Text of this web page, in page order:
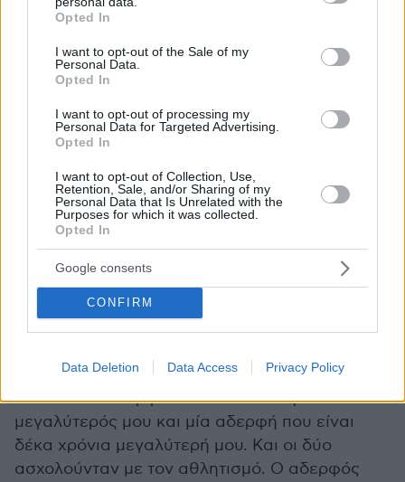
grant or deny consent to Google and its third-party tags to
use your data for below specified purposes in below Google
consent section.
Opted In
I want to opt-out of the Sale of my
Personal Data.
Opted In
I want to opt-out of processing my
Personal Data for Targeted Advertising.
Opted In
I want to opt-out of Collection, Use,
Retention, Sale, and/or Sharing of my
Personal Data that Is Unrelated with the
Purposes for which it was collected.
Opted In
Google consents
CONFIRM
Data Deletion Data Access Privacy Policy
Φ.ΤΡ.:Μου αρέσει πάρα πολύ η μουσική. Και ο
αθλητισμός, άσχετα με το πόλο, μου αρέσει ως
τομέας ενασχόλησης. Εννοώ να ασχολούμαι με
διάφορα προβλήματα που μπορεί να υπάρχουν
στο εκάστοτε άθλημα. Δεν ξέρω τι ακριβώς θα
ακολουθήσω, αλλά ο χώρος γενικά του
Θα γινόσουν προπονήτρια;
Φ.ΤΡ.:
ενασχόληση με τα παιδιά βέβαια, αλλά δεν θα
ήθελα να το κάνω αυτό ως επάγγελμα διά βίου.
Φ.ΤΡ.:Εναν αδερφό που είναι δύο χρόνια
μεγαλύτερός μου και μία αδερφή που είναι
δέκα χρόνια μεγαλύτερή μου. Και οι δύο
ασχολούνταν με τον αθλητισμό. Ο αδερφός